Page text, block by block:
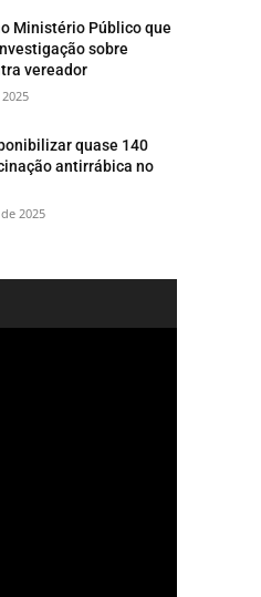
Ministério Público que
sobre
vereador
quase 140
antirrábica no
2025